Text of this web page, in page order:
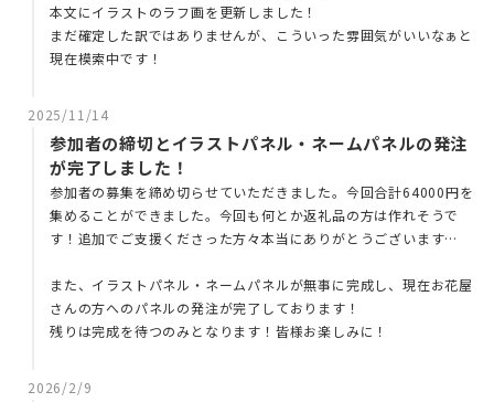
本文にイラストのラフ画を更新しました！
まだ確定した訳ではありませんが、こういった雰囲気がいいなぁと
現在模索中です！
2025/11/14
参加者の締切とイラストパネル・ネームパネルの発注
が完了しました！
参加者の募集を締め切らせていただきました。今回合計64000円を
集めることができました。今回も何とか返礼品の方は作れそうで
す！追加でご支援くださった方々本当にありがとうございます…
また、イラストパネル・ネームパネルが無事に完成し、現在お花屋
さんの方へのパネルの発注が完了しております！
残りは完成を待つのみとなります！皆様お楽しみに！
2026/2/9